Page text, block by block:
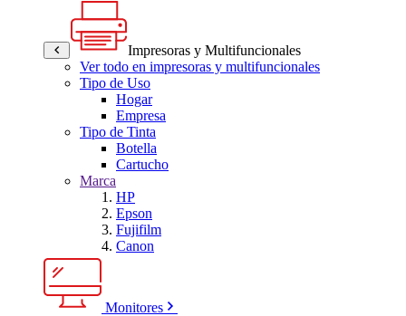
Impresoras y Multifuncionales
Ver todo en impresoras y multifuncionales
Tipo de Uso
Hogar
Empresa
Tipo de Tinta
Botella
Cartucho
Marca
HP
Epson
Fujifilm
Canon
Monitores